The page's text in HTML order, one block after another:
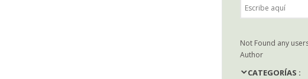
Not Found any
Author
CATEGORÍAS :